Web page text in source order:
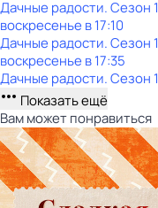
Дачные радости. Сезон 1
воскресенье в17:10
Дачные радости. Сезон 1
воскресенье в17:35
Дачные радости. Сезон 1
Показать ещё
Вам может понравиться